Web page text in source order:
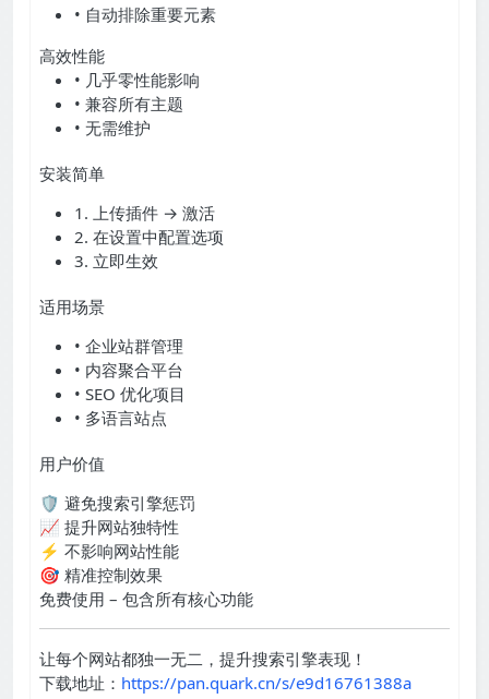
• 自动排除重要元素
高效性能
• 几乎零性能影响
• 兼容所有主题
• 无需维护
安装简单
1. 上传插件 → 激活
2. 在设置中配置选项
3. 立即生效
适用场景
• 企业站群管理
• 内容聚合平台
• SEO 优化项目
• 多语言站点
用户价值
🛡️ 避免搜索引擎惩罚
📈 提升网站独特性
⚡ 不影响网站性能
🎯 精准控制效果
免费使用 – 包含所有核心功能
让每个网站都独一无二，提升搜索引擎表现！
下载地址： https://pan.quark.cn/s/e9d16761388a